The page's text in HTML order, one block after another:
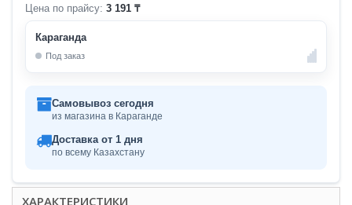
Цена по прайсу: 3 191 ₸
Караганда
Под заказ
Самовывоз сегодня
из магазина в Караганде
Доставка от 1 дня
по всему Казахстану
ХАРАКТЕРИСТИКИ